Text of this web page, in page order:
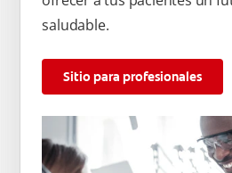
saludable.
Sitio para profesionales